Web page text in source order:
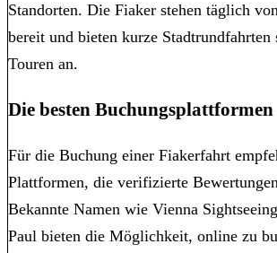
Standorten. Die Fiaker stehen täglich
bereit und bieten kurze Stadtrundfahrten
Touren an.
Die besten Buchungsplattformen
Für die Buchung einer Fiakerfahrt
Plattformen, die verifizierte
Bekannte Namen wie Vienna
Paul bieten die Möglichkeit, online zu